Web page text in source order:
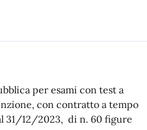
per esami con test a
con contratto a tempo
31/12/2023, di n. 60 figure